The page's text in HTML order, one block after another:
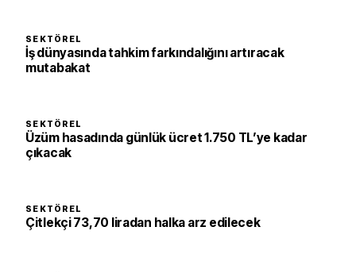
SEKTÖREL
İş dünyasında tahkim farkındalığını artıracak
mutabakat
SEKTÖREL
Üzüm hasadında günlük ücret 1.750 TL’ye kadar
çıkacak
SEKTÖREL
Çitlekçi 73,70 liradan halka arz edilecek